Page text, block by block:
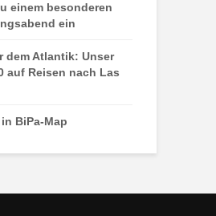
einem besonderen
ein
dem Atlantik: Unser
auf Reisen nach Las
BiPa-Map